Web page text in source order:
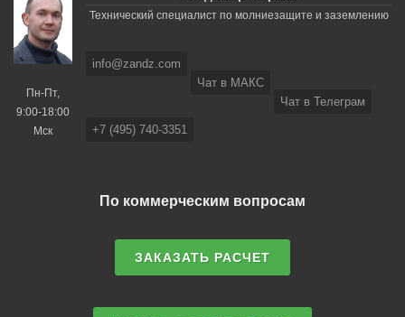
Пн-Пт,
9:00-18:00
Мск
Технический специалист по молниезащите и заземлению
info@zandz.com
Чат в МАКС
Чат в Телеграм
+7 (495) 740-3351
По коммерческим вопросам
ЗАКАЗАТЬ РАСЧЕТ